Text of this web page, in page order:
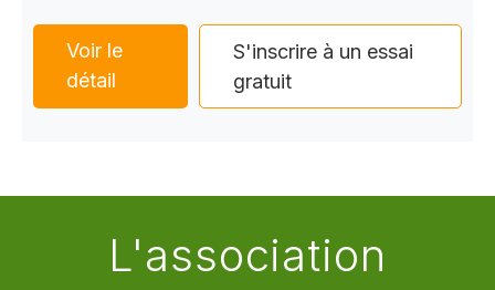
Voir le
détail
S'inscrire à un essai
gratuit
L'association